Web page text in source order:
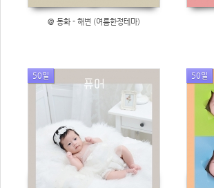
@ 동화 - 해변 (여름한정테마)
50일 50일